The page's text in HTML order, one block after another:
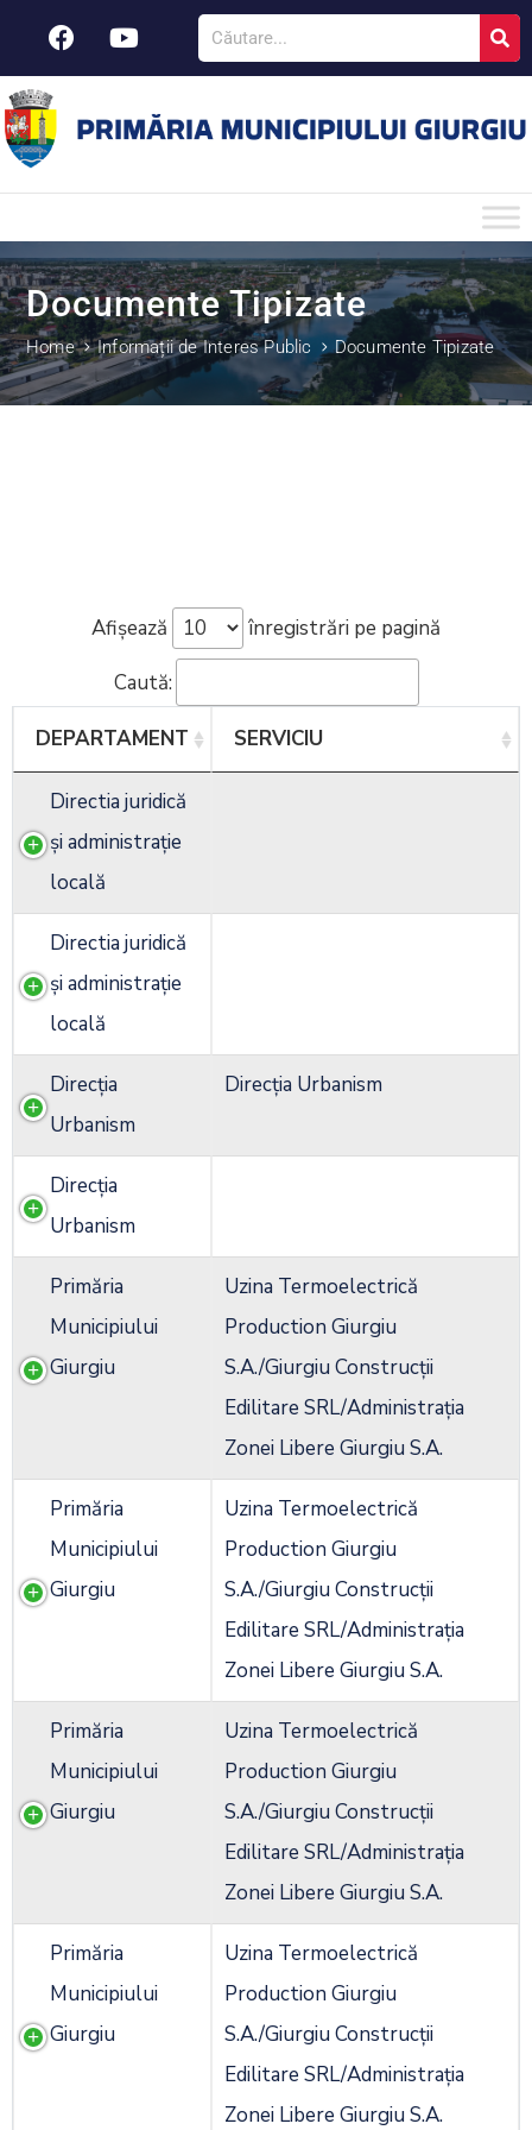
Documente Tipizate
Home Informații de Interes Public Documente Tipizate
Afișează
înregistrări pe pagină
Caută:
DEPARTAMENT SERVICIU
Directia juridică
și administrație
locală
Directia juridică
și administrație
locală
Direcția
Urbanism
Direcția Urbanism
Direcția
Urbanism
Primăria
Municipiului
Giurgiu
Uzina Termoelectrică
Production Giurgiu
S.A./Giurgiu Construcții
Edilitare SRL/Administrația
Zonei Libere Giurgiu S.A.
Primăria
Municipiului
Giurgiu
Uzina Termoelectrică
Production Giurgiu
S.A./Giurgiu Construcții
Edilitare SRL/Administrația
Zonei Libere Giurgiu S.A.
Primăria
Municipiului
Giurgiu
Uzina Termoelectrică
Production Giurgiu
S.A./Giurgiu Construcții
Edilitare SRL/Administrația
Zonei Libere Giurgiu S.A.
Primăria
Municipiului
Giurgiu
Uzina Termoelectrică
Production Giurgiu
S.A./Giurgiu Construcții
Edilitare SRL/Administrația
Zonei Libere Giurgiu S.A.